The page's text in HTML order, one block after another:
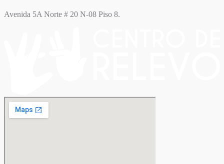
Avenida 5A Norte # 20 N-08 Piso 8.